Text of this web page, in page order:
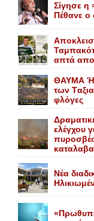
Σίγησε
Πέθανε o
απτά
ΘΑΥΜΑ Ή
των
φλόγες
ελέγχου
Nέα